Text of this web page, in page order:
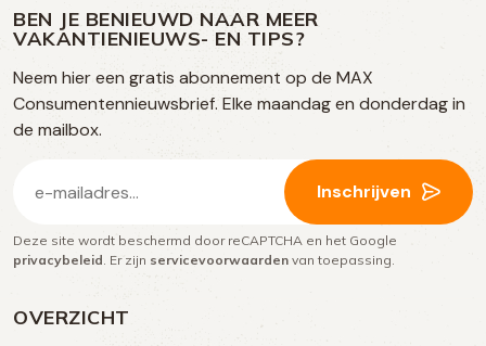
OVERZICHT
op
social
media
op
Facebook
op
TikTok
op
Instagram
BEN JE BENIEUWD NAAR MEER
VAKANTIENIEUWS- EN TIPS?
Neem hier een gratis abonnement op de MAX
Consumentennieuwsbrief. Elke maandag en donderdag in
de mailbox.
mailadres
(Vereist)
Inschrijven
Deze site wordt beschermd door reCAPTCHA en het Google
privacybeleid . Er zijn servicevoorwaarden van toepassing.